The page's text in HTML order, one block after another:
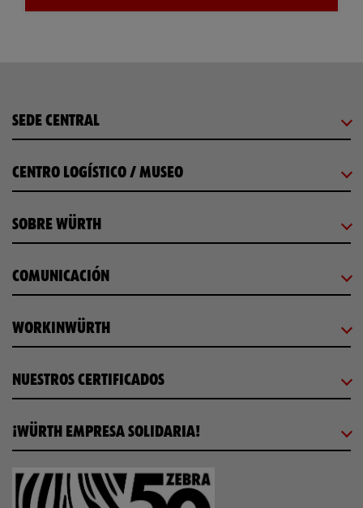
SEDE CENTRAL
CENTRO LOGÍSTICO / MUSEO
SOBRE WÜRTH
COMUNICACIÓN
WORKINWÜRTH
NUESTROS CERTIFICADOS
¡WÜRTH EMPRESA SOLIDARIA!